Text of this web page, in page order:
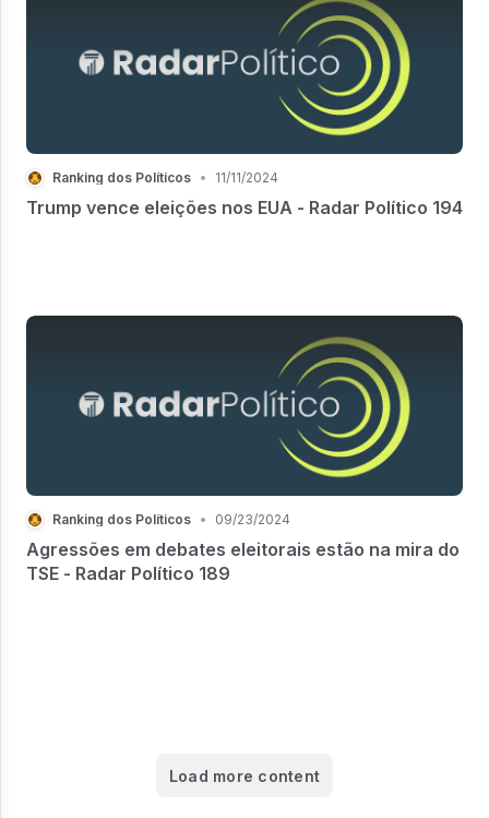
Ranking dos Políticos • 11/11/2024
Trump vence eleições nos EUA - Radar Político 194
Ranking dos Políticos • 09/23/2024
Agressões em debates eleitorais estão na mira do
TSE - Radar Político 189
Load more content